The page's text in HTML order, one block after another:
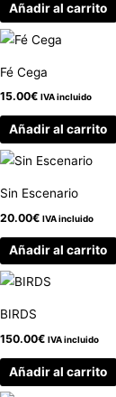
Añadir al carrito
Fé Cega
15.00€ IVA incluido
Añadir al carrito
Sin Escenario
20.00€ IVA incluido
Añadir al carrito
BIRDS
150.00€ IVA incluido
Añadir al carrito